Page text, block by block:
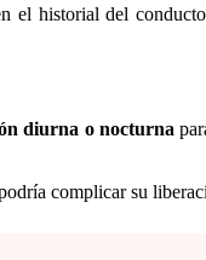
el historial del
diurna o nocturna
complicar su